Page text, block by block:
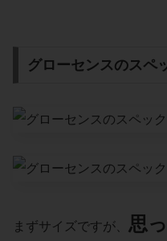
グローセンスのスペ
まずサイズですが、 思